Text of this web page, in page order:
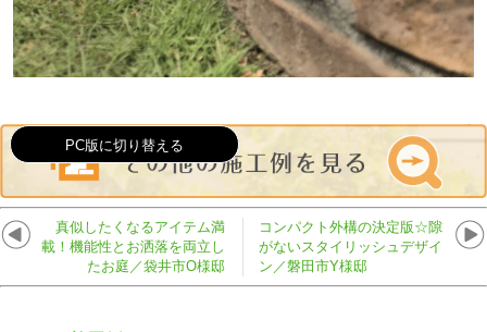
PC版に切り替える
真似したくなるアイテム満
載！機能性とお洒落を両立し
たお庭／袋井市O様邸
コンパクト外構の決定版☆隙
がないスタイリッシュデザイ
ン／磐田市Y様邸